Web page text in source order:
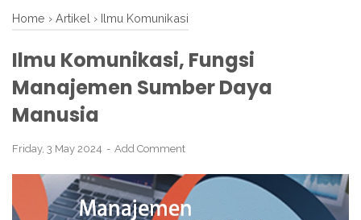
Home › Artikel › Ilmu Komunikasi
Ilmu Komunikasi, Fungsi
Manajemen Sumber Daya
Manusia
Friday, 3 May 2024 Add Comment